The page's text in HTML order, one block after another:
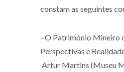
constam as seguintes
- O Património Mineiro
Perspectivas e
Artur Martins (Museu